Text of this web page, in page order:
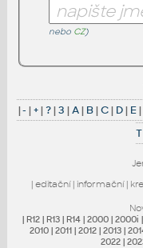
nebo CZ)
|- |+|?|3 |A| B|C| D| E|
T
| editační| informační|
| R12 | R13 | R14 | 2000 | 2000i |
2010 | 2011 | 2012 | 2013 |
2022 |